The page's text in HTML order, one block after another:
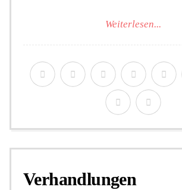
Weiterlesen...
Verhandlungen